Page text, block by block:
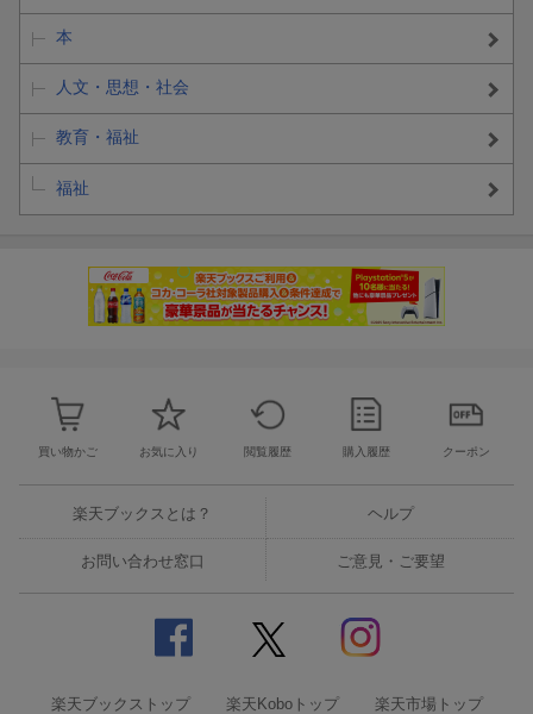
本
人文・思想・社会
教育・福祉
福祉
買い物かご お気に入り 閲覧履歴 購入履歴 クーポン
楽天ブックスとは？ ヘルプ
お問い合わせ窓口 ご意見・ご要望
楽天ブックストップ 楽天Koboトップ 楽天市場トップ